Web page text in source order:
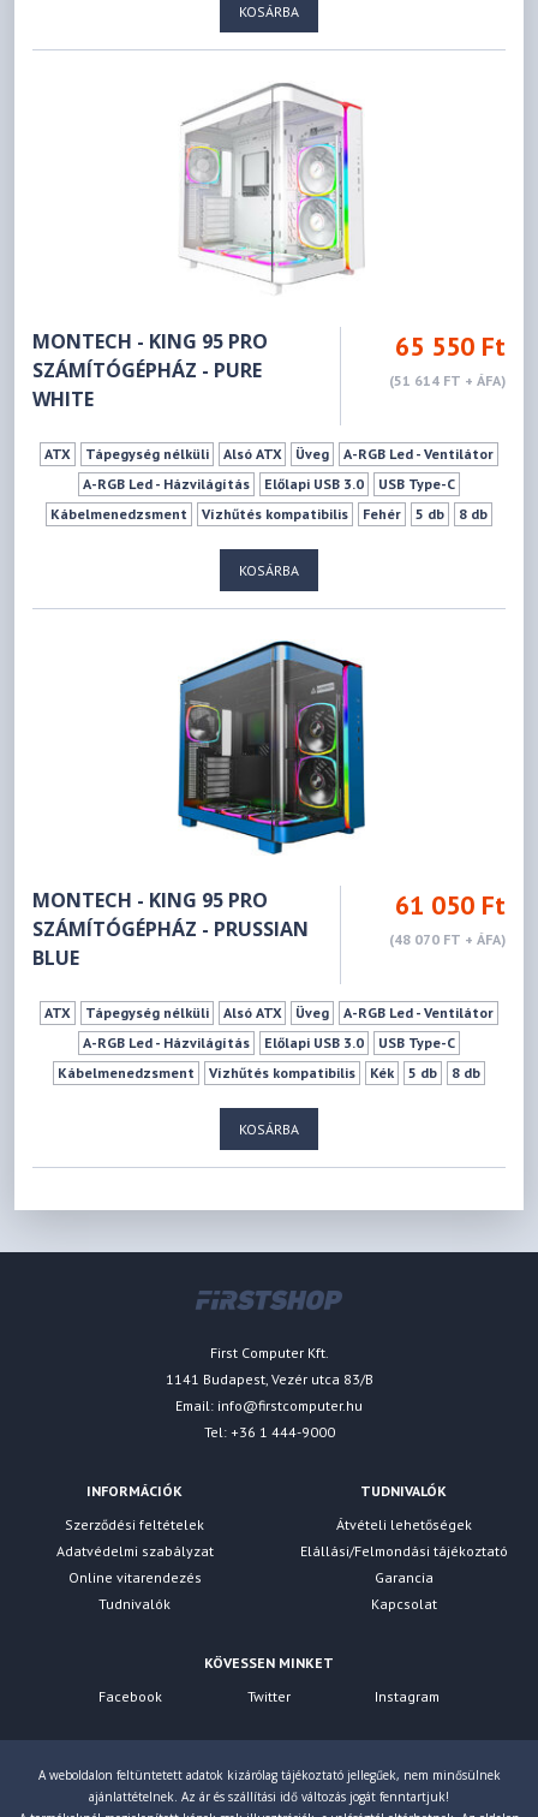
KOSÁRBA
MONTECH - KING 95 PRO
SZÁMÍTÓGÉPHÁZ - PURE
WHITE
65 550 Ft
(51 614 FT + ÁFA)
ATX Tápegység nélküli Alsó ATX Üveg
A-RGB Led - Ventilátor
A-RGB Led - Házvilágítás
Előlapi USB 3.0
USB Type-C
Kábelmenedzsment
Vízhűtés kompatibilis Fehér 5 db
8 db
KOSÁRBA
MONTECH - KING 95 PRO
SZÁMÍTÓGÉPHÁZ - PRUSSIAN
BLUE
61 050 Ft
(48 070 FT + ÁFA)
ATX Tápegység nélküli Alsó ATX Üveg
A-RGB Led - Ventilátor
A-RGB Led - Házvilágítás
Előlapi USB 3.0
USB Type-C
Kábelmenedzsment
Vízhűtés kompatibilis Kék 5 db
8 db
KOSÁRBA
First Computer Kft.
1141 Budapest, Vezér utca 83/B
Email: info@firstcomputer.hu
Tel: +36 1 444-9000
INFORMÁCIÓK
Szerződési feltételek
Adatvédelmi szabályzat
Online vitarendezés
Tudnivalók
TUDNIVALÓK
Átvételi lehetőségek
Elállási/Felmondási tájékoztató
Garancia
Kapcsolat
KÖVESSEN MINKET
Facebook
Twitter Instagram
A weboldalon feltüntetett adatok kizárólag tájékoztató jellegűek, nem minősülnek
ajánlattételnek. Az ár és szállítási idő változás jogát fenntartjuk!